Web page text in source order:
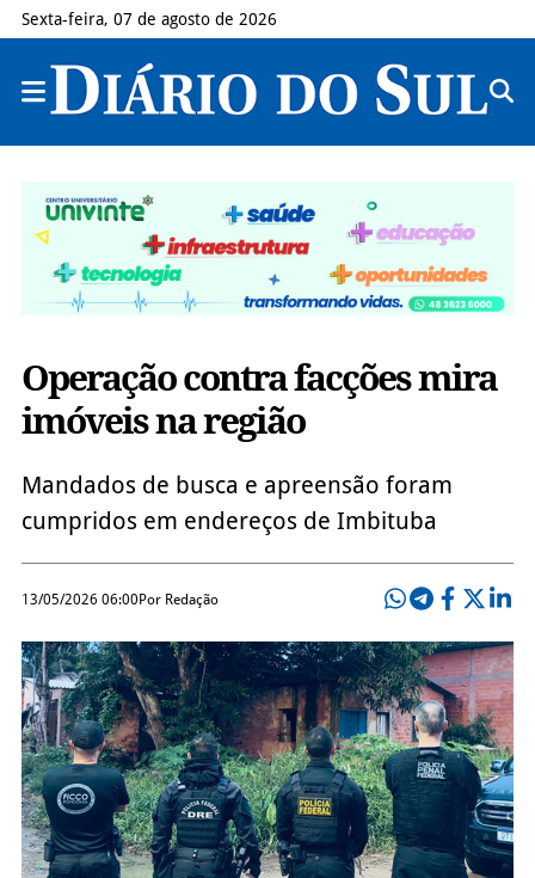
Sexta-feira, 07 de agosto de 2026
Operação contra facções mira
imóveis na região
Mandados de busca e apreensão foram
cumpridos em endereços de Imbituba
13/05/2026 06:00Por Redação